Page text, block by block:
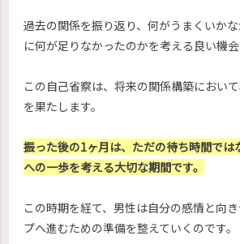
過去の関係を振り返り、何がうまくいか
に何が足りなかったのかを考える良い機会
この自己省察は、将来の関係構築におい
を果たします。
振った後の1ヶ月は、ただの待ち時間では
への一歩を考える大切な期間です。
この時期を経て、男性は自分の感情と向
プへ進むための準備を整えていくのです。